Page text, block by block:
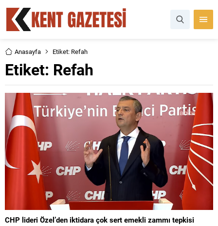
Anasayfa Etiket: Refah
Etiket: Refah
CHP lideri Özel’den iktidara çok sert emekli zammı tepkisi